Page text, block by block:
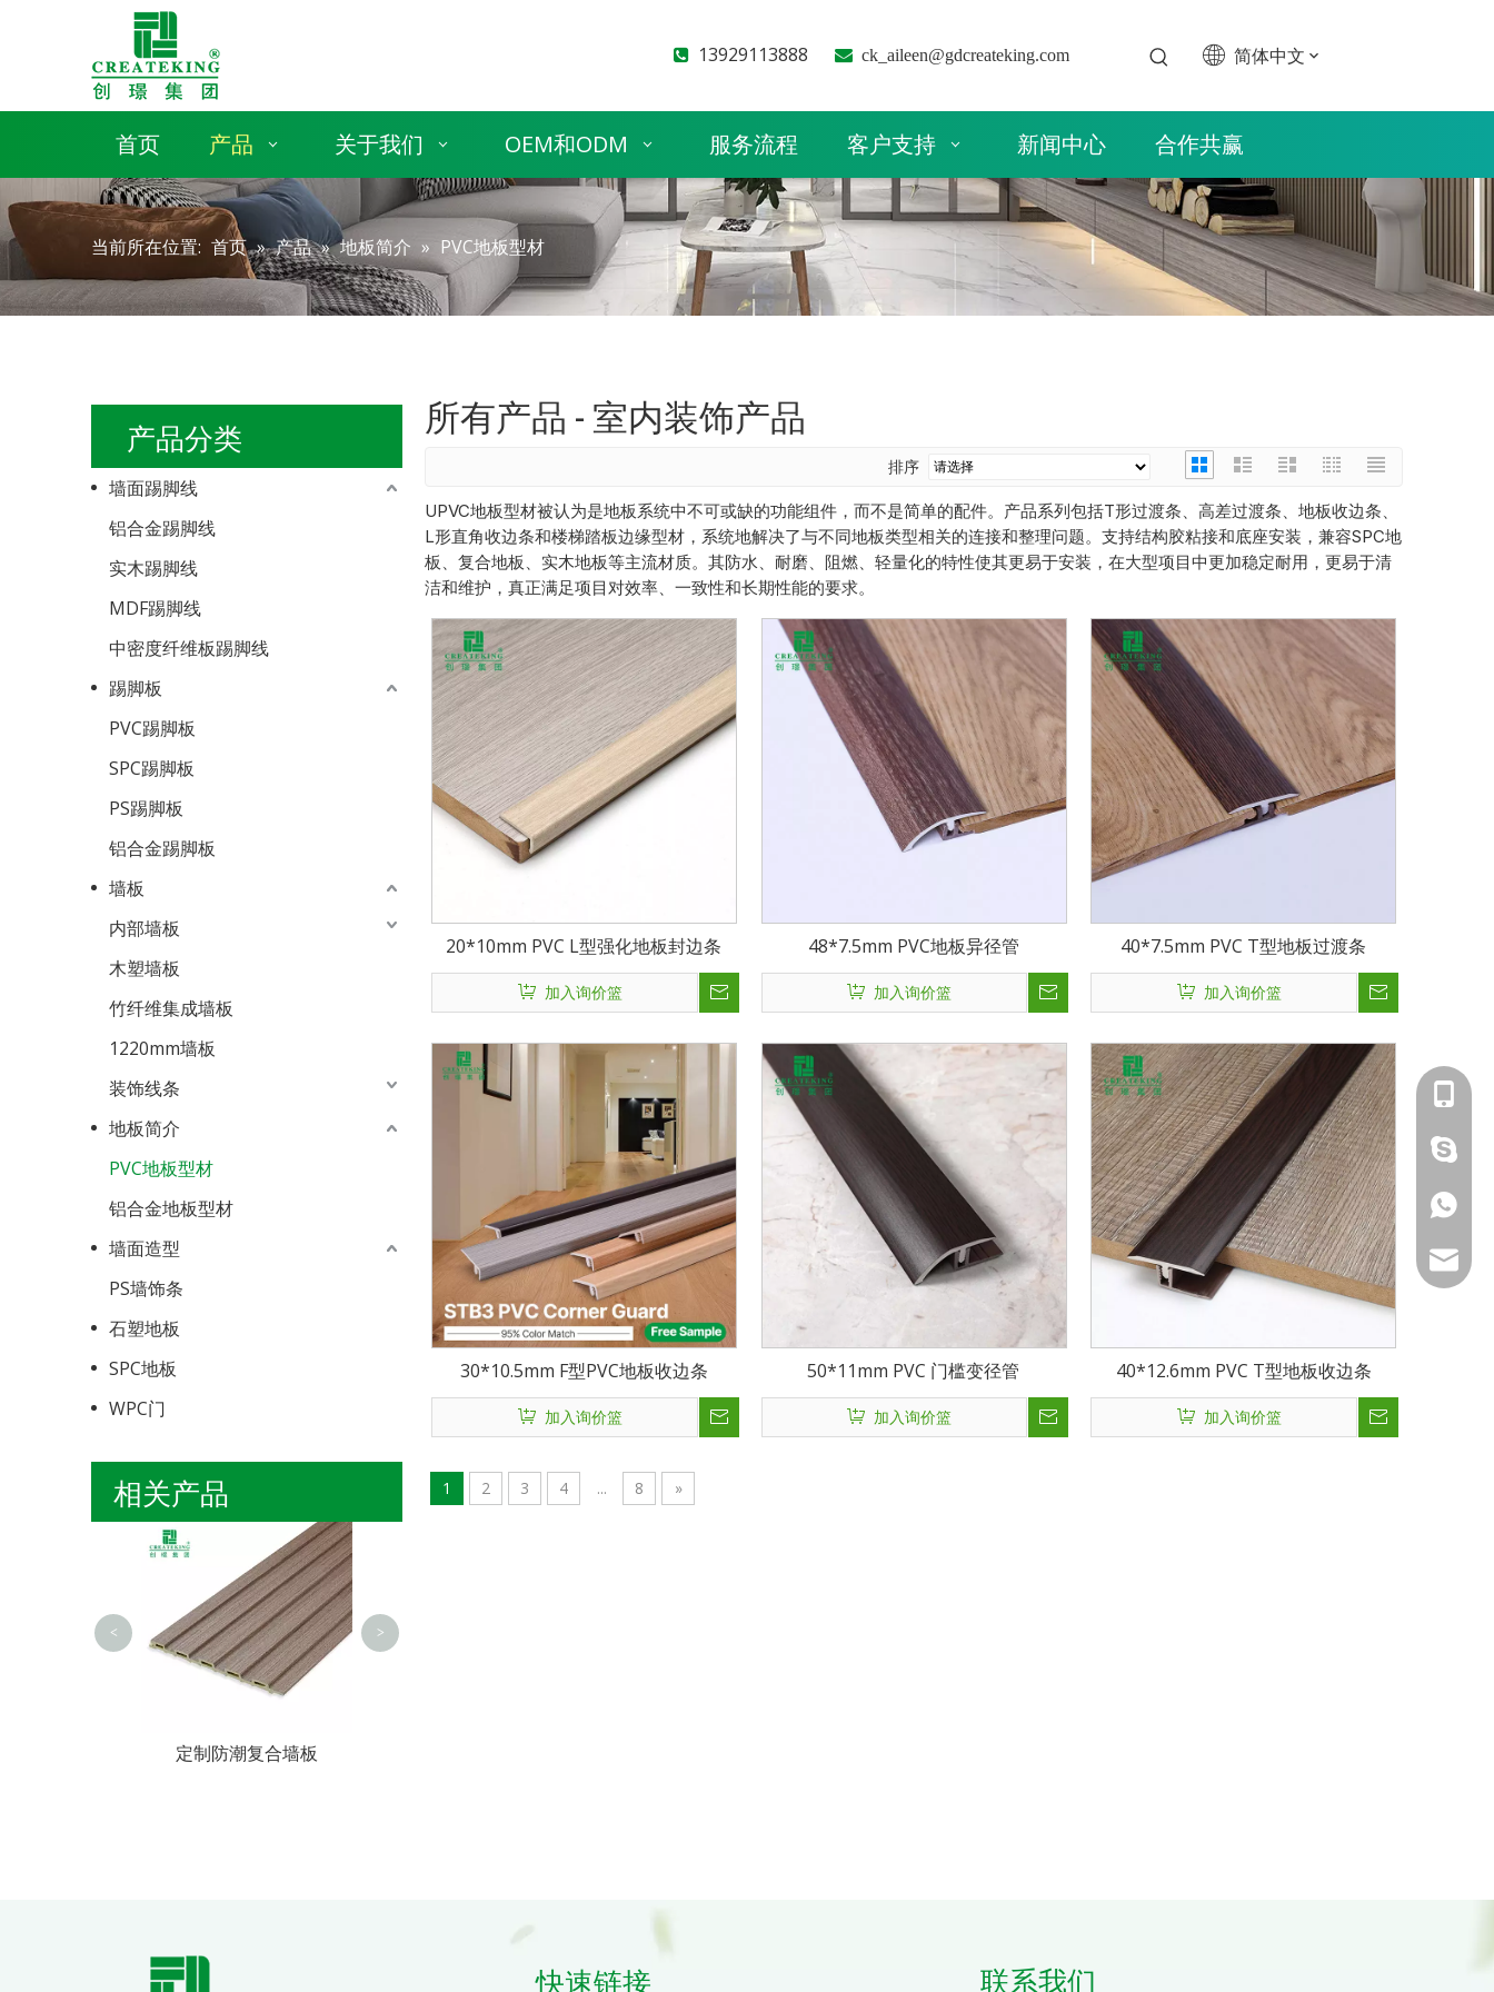
 13929113888  ck_aileen@gdcreateking.com 简体中文
首页 产品 关于我们 OEM和ODM 服务流程 客户支持 新闻中心 合作共赢
当前所在位置: 首页 » 产品 » 地板简介 » PVC地板型材
产品分类
墙面踢脚线
铝合金踢脚线
实木踢脚线
MDF踢脚线
中密度纤维板踢脚线
踢脚板
PVC踢脚板
SPC踢脚板
PS踢脚板
铝合金踢脚板
墙板
内部墙板
木塑墙板
竹纤维集成墙板
1220mm墙板
装饰线条
地板简介
PVC地板型材
铝合金地板型材
墙面造型
PS墙饰条
石塑地板
SPC地板
WPC门
相关产品
定制防潮复合墙板
< >
所有产品 - 室内装饰产品
排序
UPVC地板型材被认为是地板系统中不可或缺的功能组件，而不是简单的配件。产品系列包括T形过渡条、高差过渡条、地板收边条、
L形直角收边条和楼梯踏板边缘型材，系统地解决了与不同地板类型相关的连接和整理问题。支持结构胶粘接和底座安装，兼容SPC地
板、复合地板、实木地板等主流材质。其防水、耐磨、阻燃、轻量化的特性使其更易于安装，在大型项目中更加稳定耐用，更易于清
洁和维护，真正满足项目对效率、一致性和长期性能的要求。
20*10mm PVC L型强化地板封边条
加入询价篮
48*7.5mm PVC地板异径管
加入询价篮
40*7.5mm PVC T型地板过渡条
加入询价篮
30*10.5mm F型PVC地板收边条
加入询价篮
50*11mm PVC 门槛变径管
加入询价篮
40*12.6mm PVC T型地板收边条
加入询价篮
1 2 3 4 ... 8 »
快速链接 联系我们